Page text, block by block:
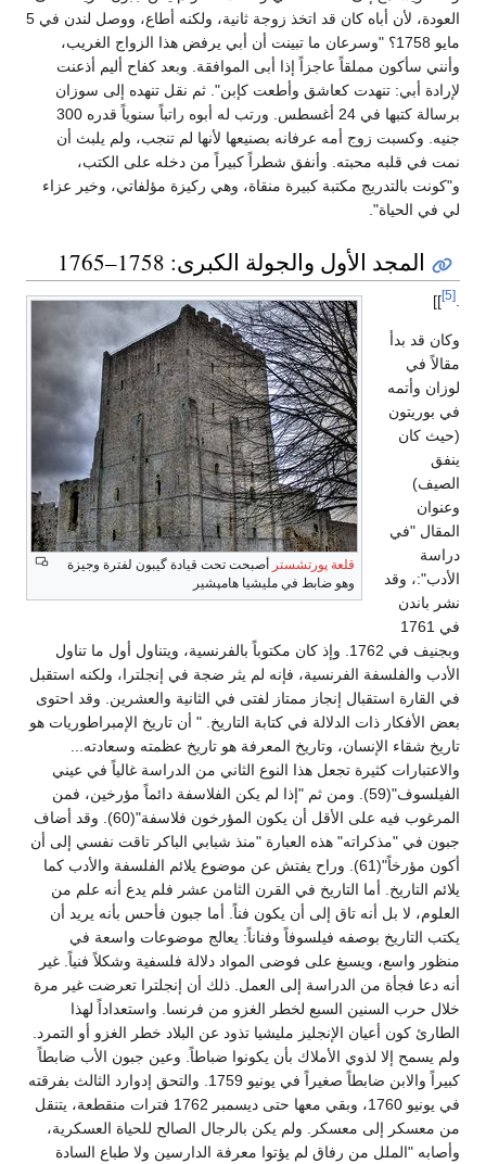
العودة، لأن أباه كان قد اتخذ زوجة ثانية، ولكنه أطاع، ووصل لندن في 5
مايو 1758؟ "وسرعان ما تبينت أن أبي يرفض هذا الزواج الغريب،
وأنني سأكون مملقاً عاجزاً إذا أبى الموافقة. وبعد كفاح أليم أذعنت
لإرادة أبي: تنهدت كعاشق وأطعت كإبن". ثم نقل تنهده إلى سوزان
برسالة كتبها في 24 أغسطس. ورتب له أبوه راتباً سنوياً قدره 300
جنيه. وكسبت زوج أمه عرفانه بصنيعها لأنها لم تنجب، ولم يلبث أن
نمت في قلبه محبته. وأنفق شطراً كبيراً من دخله على الكتب،
و"كونت بالتدريج مكتبة كبيرة منقاة، وهي ركيزة مؤلفاتي، وخير عزاء
لي في الحياة".
المجد الأول والجولة الكبرى: 1758–1765
قلعة پورتشستر أصبحت تحت قيادة گيبون لفترة وجيزة
وهو ضابط في مليشيا هامپشير
.
[5]
]]
وكان قد بدأ
مقالاً في
لوزان وأتمه
في بوريتون
(حيث كان
ينفق
الصيف)
وعنوان
المقال "في
دراسة
الأدب":، وقد
نشر باندن
في 1761
وبجنيف في 1762. وإذ كان مكتوباً بالفرنسية، ويتناول أول ما تناول
الأدب والفلسفة الفرنسية، فإنه لم يثر ضجة في إنجلترا، ولكنه استقبل
في القارة استقبال إنجاز ممتاز لفتى في الثانية والعشرين. وقد احتوى
بعض الأفكار ذات الدلالة في كتابة التاريخ. " أن تاريخ الإمبراطوريات هو
تاريخ شقاء الإنسان، وتاريخ المعرفة هو تاريخ عظمته وسعادته...
والاعتبارات كثيرة تجعل هذا النوع الثاني من الدراسة غالياً في عيني
الفيلسوف"(59). ومن ثم "إذا لم يكن الفلاسفة دائماً مؤرخين، فمن
المرغوب فيه على الأقل أن يكون المؤرخون فلاسفة"(60). وقد أضاف
جبون في "مذكراته" هذه العبارة "منذ شبابي الباكر تاقت نفسي إلى أن
أكون مؤرخاً"(61). وراح يفتش عن موضوع يلائم الفلسفة والأدب كما
يلائم التاريخ. أما التاريخ في القرن الثامن عشر فلم يدع أنه علم من
العلوم، لا بل أنه تاق إلى أن يكون فناً. أما جبون فأحس بأنه يريد أن
يكتب التاريخ بوصفه فيلسوفاً وفناناً: يعالج موضوعات واسعة في
منظور واسع، ويسبغ على فوضى المواد دلالة فلسفية وشكلاً فنياً. غير
أنه دعا فجأة من الدراسة إلى العمل. ذلك أن إنجلترا تعرضت غير مرة
خلال حرب السنين السبع لخطر الغزو من فرنسا. واستعداداً لهذا
الطارئ كون أعيان الإنجليز مليشيا تذود عن البلاد خطر الغزو أو التمرد.
ولم يسمح إلا لذوي الأملاك بأن يكونوا ضباطاً. وعين جبون الأب ضابطاً
كبيراً والابن ضابطاً صغيراً في يونيو 1759. والتحق إدوارد الثالث بفرقته
في يونيو 1760، وبقي معها حتى ديسمبر 1762 فترات منقطعة، يتنقل
من معسكر إلى معسكر. ولم يكن بالرجال الصالح للحياة العسكرية،
وأصابه "الملل من رفاق لم يؤتوا معرفة الدارسين ولا طباع السادة